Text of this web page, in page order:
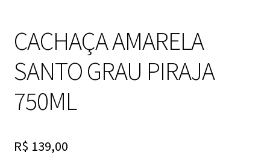
CACHAÇA AMARELA
SANTO GRAU PIRAJA
750ML
R$ 139,00